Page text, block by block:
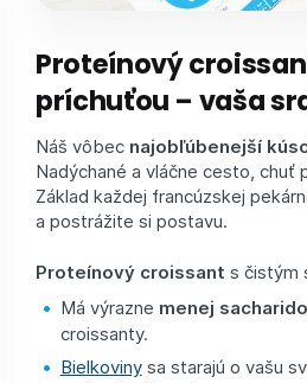
Proteínový
príchuťou – vaša
Náš vôbec najobľúbenejší
Nadýchané a vláčne cesto, chuť
Základ každej francúzskej
a postrážite si postavu.
Proteínový croissant s čistým
Má výrazne menej
croissanty.
Bielkovinysa starajú o vašu